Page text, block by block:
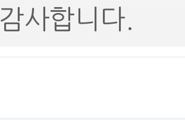
감사합니다.